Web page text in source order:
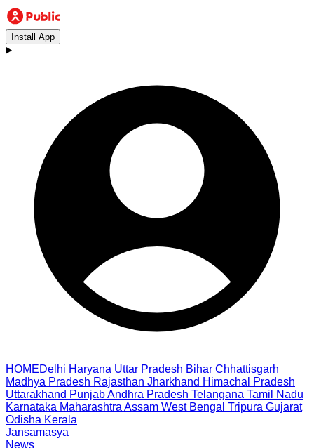
Install App
HOMEDelhi Haryana Uttar Pradesh Bihar Chhattisgarh
Madhya Pradesh Rajasthan Jharkhand Himachal Pradesh
Uttarakhand PunjabAndhra Pradesh Telangana Tamil Nadu
Karnataka Maharashtra Assam West Bengal Tripura Gujarat
Odisha Kerala
Jansamasya
News